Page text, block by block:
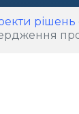
рішень